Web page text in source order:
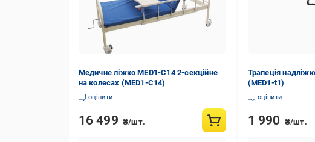
Медичне ліжко MED1-C14 2-секційне
на колесах (MED1-C14)
оцінити
16 499 ₴/шт.
Трапеція
(MED1-t1)
оцінити
1 990 ₴/шт.